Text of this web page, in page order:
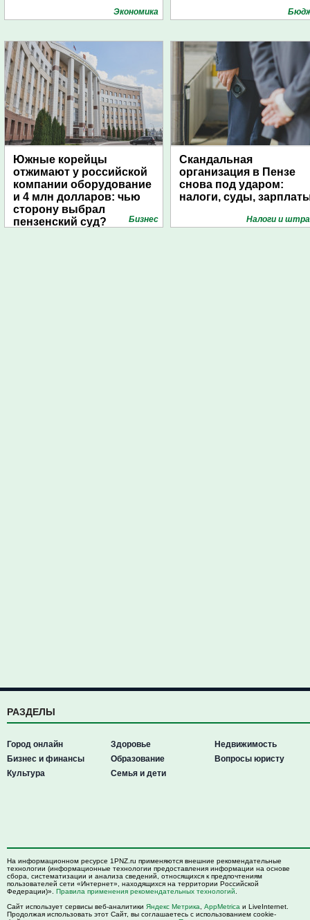
Экономика
Южные корейцы
отжимают у российской
компании оборудование
и 4 млн долларов: чью
сторону выбрал
пензенский суд?
Бизнес
Скандальная
организация в Пензе
снова под ударом:
налоги, суды,
Налоги и
РАЗДЕЛЫ
Город онлайн
Бизнес и финансы
Культура
Здоровье
Образование
Семья и дети
Недвижимость
Вопросы юристу
На информационном ресурсе 1PNZ.ru применяются внешние рекомендательные
технологии (информационные технологии предоставления информации на основе
сбора, систематизации и анализа сведений, относящихся к предпочтениям
пользователей сети «Интернет», находящихся на территории Российской
Федерации)». Правила применения рекомендательных технологий
Сайт использует сервисы веб-аналитики Яндекс Метрика AppMetrica и LiveInternet.
Продолжая использовать этот Сайт, вы соглашаетесь с использованием cookie-